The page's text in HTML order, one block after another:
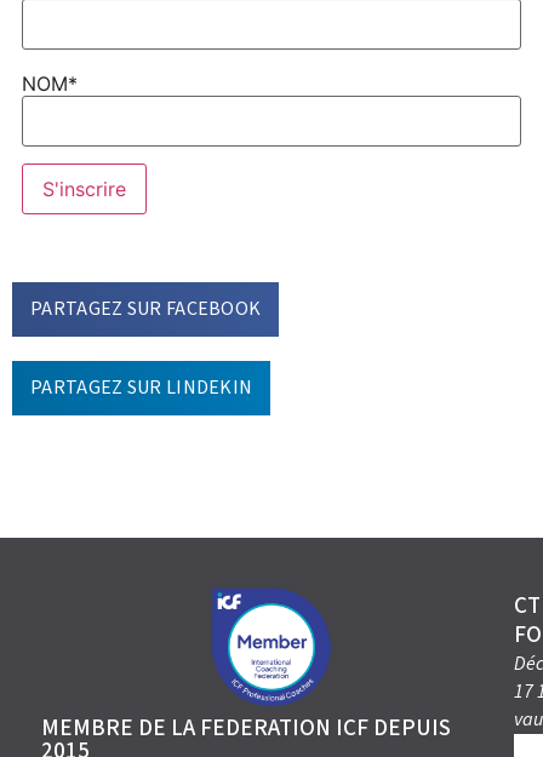
NOM*
PARTAGEZ SUR FACEBOOK
PARTAGEZ SUR LINDEKIN
MEMBRE DE LA FEDERATION ICF DEPUIS
17